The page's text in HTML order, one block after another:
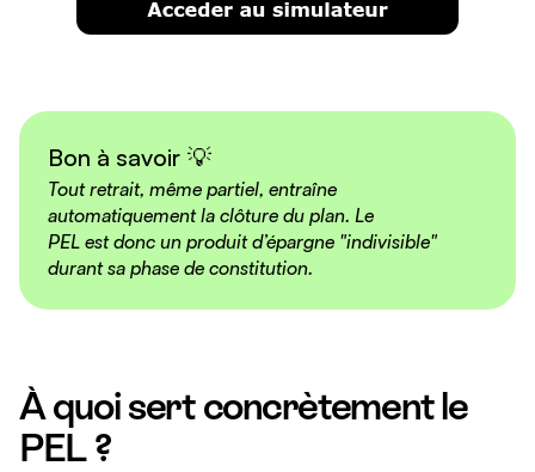
Bon à savoir 💡
Tout retrait, même partiel, entraîne
automatiquement la clôture du plan. Le
PEL est donc un produit d’épargne "indivisible"
durant sa phase de constitution.
À quoi sert concrètement le
PEL ?